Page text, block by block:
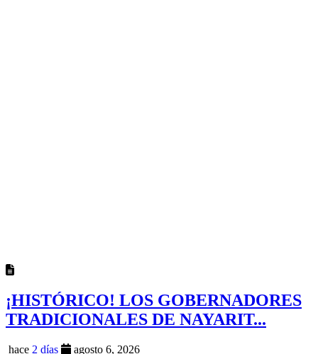
¡HISTÓRICO! LOS GOBERNADORES
TRADICIONALES DE NAYARIT...
hace 2 días agosto 6, 2026